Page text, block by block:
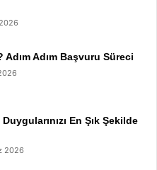
Adım Adım Başvuru Süreci
En Şık Şekilde
2026